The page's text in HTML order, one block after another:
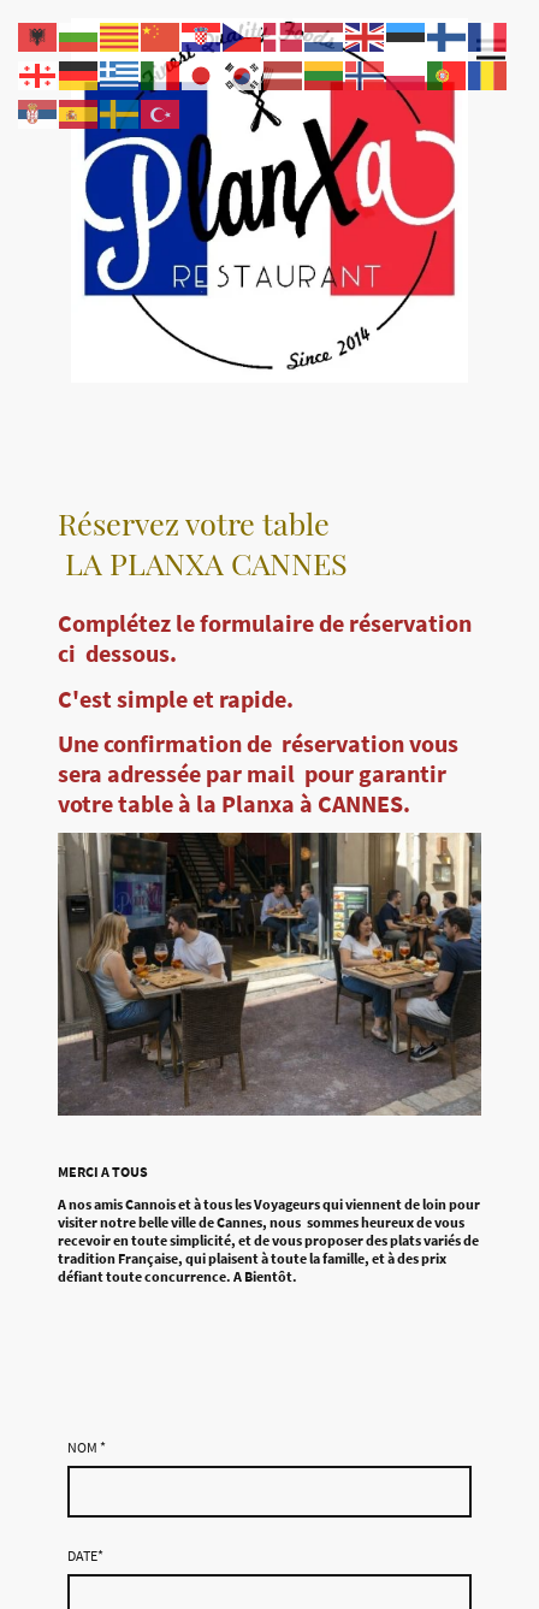
Réservez votre table
LA PLANXA CANNES
Complétez le formulaire de réservation
ci dessous.
C'est simple et rapide.
Une confirmation de réservation vous
sera adressée par mail pour garantir
votre table à la Planxa à CANNES.
MERCI A TOUS
A nos amis Cannois et à tous les Voyageurs qui viennent de loin pour
visiter notre belle ville de Cannes, nous sommes heureux de vous
recevoir en toute simplicité, et de vous proposer des plats variés de
tradition Française, qui plaisent à toute la famille, et à des prix
défiant toute concurrence. A Bientôt.
NOM *
DATE*